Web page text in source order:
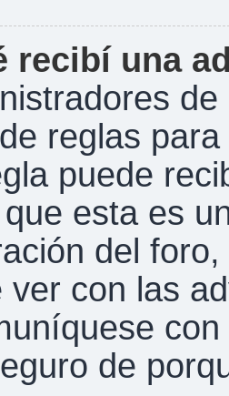
recibí una
reglas
puede
esta es
del
ver con las
de